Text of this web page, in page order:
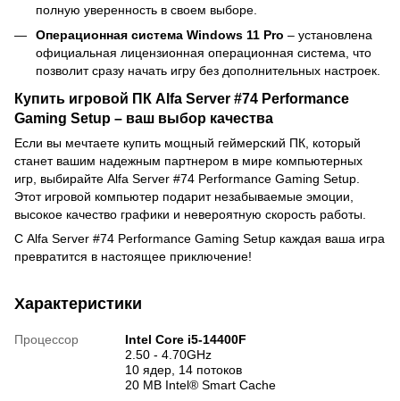
полную уверенность в своем выборе.
Операционная система Windows 11 Pro – установлена
официальная лицензионная операционная система, что
позволит сразу начать игру без дополнительных настроек.
Купить игровой ПК Alfa Server #74 Performance
Gaming Setup – ваш выбор качества
Если вы мечтаете купить мощный геймерский ПК, который
станет вашим надежным партнером в мире компьютерных
игр, выбирайте Alfa Server #74 Performance Gaming Setup.
Этот игровой компьютер подарит незабываемые эмоции,
высокое качество графики и невероятную скорость работы.
С Alfa Server #74 Performance Gaming Setup каждая ваша игра
превратится в настоящее приключение!
Характеристики
Процессор
Intel Core i5-14400F
2.50 - 4.70GHz
10 ядер, 14 потоков
20 MB Intel® Smart Cache